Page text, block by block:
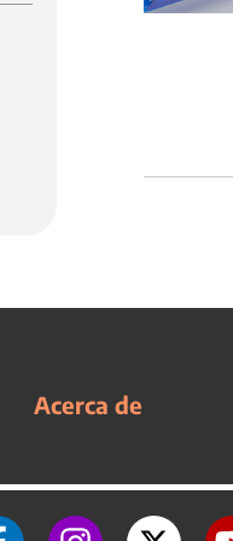
Acerca de